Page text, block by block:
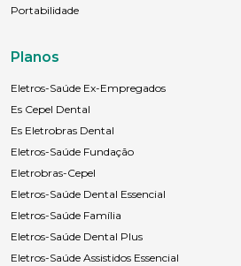
Portabilidade
Planos
Eletros-Saúde Ex-Empregados
Es Cepel Dental
Es Eletrobras Dental
Eletros-Saúde Fundação
Eletrobras-Cepel
Eletros-Saúde Dental Essencial
Eletros-Saúde Família
Eletros-Saúde Dental Plus
Eletros-Saúde Assistidos Essencial